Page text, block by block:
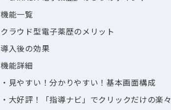
機能一覧
クラウド型電子薬歴のメリット
導入後の効果
機能詳細
・見やすい！分かりやすい！基本画面構成
・ 大好評！「指導ナビ」でクリックだけの楽々